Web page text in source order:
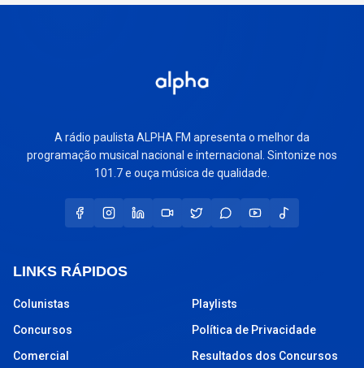
A rádio paulista ALPHA FM apresenta o melhor da
programação musical nacional e internacional. Sintonize nos
101.7 e ouça música de qualidade.
LINKS RÁPIDOS
Colunistas
Concursos
Comercial
Playlists
Política de Privacidade
Resultados dos Concursos